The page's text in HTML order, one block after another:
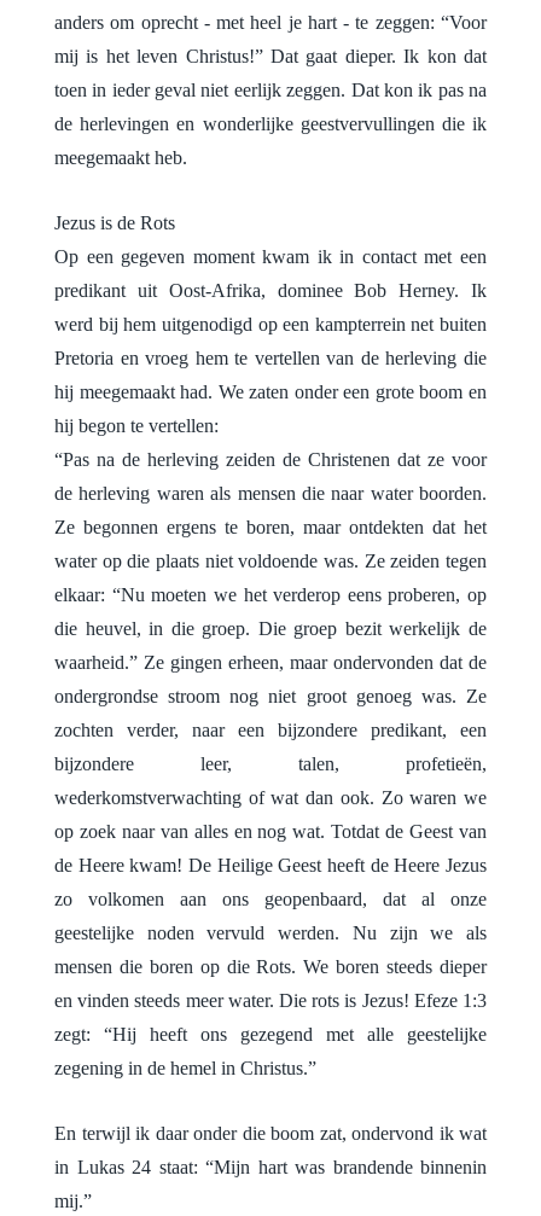
anders om oprecht - met heel je hart - te zeggen: “Voor
mij is het leven Christus!” Dat gaat dieper. Ik kon dat
toen in ieder geval niet eerlijk zeggen. Dat kon ik pas na
de herlevingen en wonderlijke geestvervullingen die ik
meegemaakt heb.
Jezus is de Rots
Op een gegeven moment kwam ik in contact met een
predikant uit Oost-Afrika, dominee Bob Herney. Ik
werd bij hem uitgenodigd op een kampterrein net buiten
Pretoria en vroeg hem te vertellen van de herleving die
hij meegemaakt had. We zaten onder een grote boom en
hij begon te vertellen:
“Pas na de herleving zeiden de Christenen dat ze voor
de herleving waren als mensen die naar water boorden.
Ze begonnen ergens te boren, maar ontdekten dat het
water op die plaats niet voldoende was. Ze zeiden tegen
elkaar: “Nu moeten we het verderop eens proberen, op
die heuvel, in die groep. Die groep bezit werkelijk de
waarheid.” Ze gingen erheen, maar ondervonden dat de
ondergrondse stroom nog niet groot genoeg was. Ze
zochten verder, naar een bijzondere predikant, een
bijzondere leer, talen, profetieën,
wederkomstverwachting of wat dan ook. Zo waren we
op zoek naar van alles en nog wat. Totdat de Geest van
de Heere kwam! De Heilige Geest heeft de Heere Jezus
zo volkomen aan ons geopenbaard, dat al onze
geestelijke noden vervuld werden. Nu zijn we als
mensen die boren op die Rots. We boren steeds dieper
en vinden steeds meer water. Die rots is Jezus! Efeze 1:3
zegt: “Hij heeft ons gezegend met alle geestelijke
zegening in de hemel in Christus.”
En terwijl ik daar onder die boom zat, ondervond ik wat
in Lukas 24 staat: “Mijn hart was brandende binnenin
mij.”